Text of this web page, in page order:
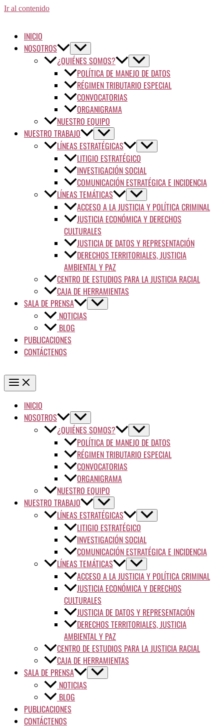
Ir al contenido
INICIO
NOSOTROS
¿QUIÉNES SOMOS?
POLÍTICA DE MANEJO DE DATOS
RÉGIMEN TRIBUTARIO ESPECIAL
CONVOCATORIAS
ORGANIGRAMA
NUESTRO EQUIPO
NUESTRO TRABAJO
LÍNEAS ESTRATÉGICAS
LITIGIO ESTRATÉGICO
INVESTIGACIÓN SOCIAL
COMUNICACIÓN ESTRATÉGICA E INCIDENCIA
LÍNEAS TEMÁTICAS
ACCESO A LA JUSTICIA Y POLÍTICA CRIMINAL
JUSTICIA ECONÓMICA Y DERECHOS
CULTURALES
JUSTICIA DE DATOS Y REPRESENTACIÓN
DERECHOS TERRITORIALES, JUSTICIA
AMBIENTAL Y PAZ
CENTRO DE ESTUDIOS PARA LA JUSTICIA RACIAL
CAJA DE HERRAMIENTAS
SALA DE PRENSA
NOTICIAS
BLOG
PUBLICACIONES
CONTÁCTENOS
INICIO
NOSOTROS
¿QUIÉNES SOMOS?
POLÍTICA DE MANEJO DE DATOS
RÉGIMEN TRIBUTARIO ESPECIAL
CONVOCATORIAS
ORGANIGRAMA
NUESTRO EQUIPO
NUESTRO TRABAJO
LÍNEAS ESTRATÉGICAS
LITIGIO ESTRATÉGICO
INVESTIGACIÓN SOCIAL
COMUNICACIÓN ESTRATÉGICA E INCIDENCIA
LÍNEAS TEMÁTICAS
ACCESO A LA JUSTICIA Y POLÍTICA CRIMINAL
JUSTICIA ECONÓMICA Y DERECHOS
CULTURALES
JUSTICIA DE DATOS Y REPRESENTACIÓN
DERECHOS TERRITORIALES, JUSTICIA
AMBIENTAL Y PAZ
CENTRO DE ESTUDIOS PARA LA JUSTICIA RACIAL
CAJA DE HERRAMIENTAS
SALA DE PRENSA
NOTICIAS
BLOG
PUBLICACIONES
CONTÁCTENOS